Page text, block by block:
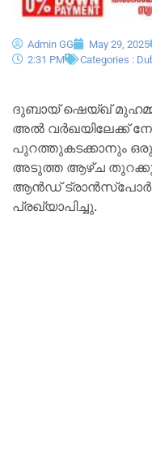
Admin GG May 29, 2025
2:31 PM
Categories :
ദുബായ് ഷെയ്ഖ്
അൽ വർഖയിലേക്ക്
പുറത്തുകടക്കാനും ഒരു
അടുത്ത ആഴ്ച
ആൻഡ് ട്രാൻസ്‌പോർട്ട്
പ്രഖ്യാപിച്ചു.